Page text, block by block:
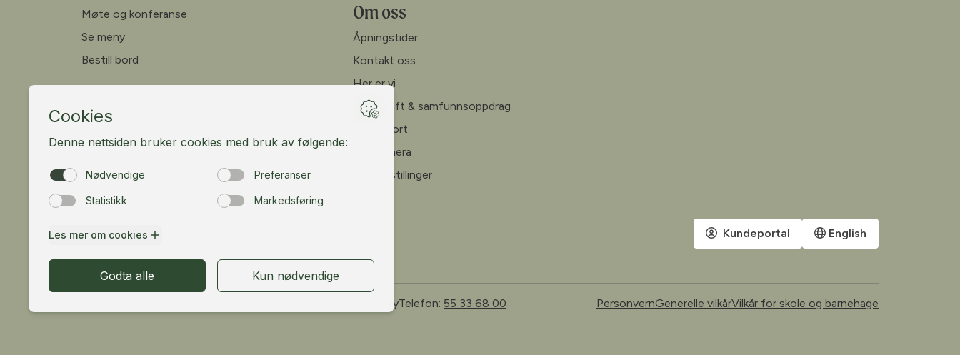
Møte og konferanse
Se meny
Bestill bord
Om oss
Åpningstider
Kontakt oss
Her er vi
Bærekraft & samfunnsoppdrag
Årsrapport
Webkamera
Ledige stillinger
Kundeportal English
Vetrlidsallmenningen 23A, 5014 Bergen, NorwayTelefon: 55 33 68 00 PersonvernGenerelle vilkårVilkår for skole og barnehage